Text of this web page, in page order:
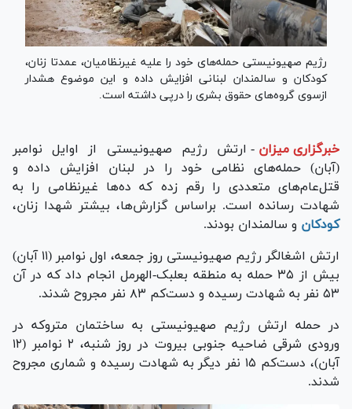
رژیم صهیونیستی حمله‌های خود را علیه غیرنظامیان، عمدتا زنان،
کودکان و سالمندان لبنانی افزایش داده و این موضوع هشدار
ازسوی گروه‌های حقوق بشری را درپی داشته است.
خبرگزاری میزان - ارتش رژیم صهیونیستی از اوایل نوامبر
(آبان) حمله‌های نظامی خود را در لبنان افزایش داده و
قتل‌عام‌های متعددی را رقم زده که ده‌ها غیرنظامی را به
شهادت رسانده است. براساس گزارش‌ها، بیشتر شهدا زنان،
کودکان و سالمندان بودند.
ارتش اشغالگر رژیم صهیونیستی روز جمعه، اول نوامبر (۱۱ آبان)
بیش از ۳۵ حمله به منطقه بعلبک-الهرمل انجام داد که در آن
۵۳ نفر به شهادت رسیده و دست‌کم ۸۳ نفر مجروح شدند.
در حمله ارتش رژیم صهیونیستی به ساختمان متروکه در
ورودی شرقی ضاحیه جنوبی بیروت در روز شنبه، ۲ نوامبر (۱۲
آبان)، دست‌کم ۱۵ نفر دیگر به شهادت رسیده و شماری مجروح
شدند.